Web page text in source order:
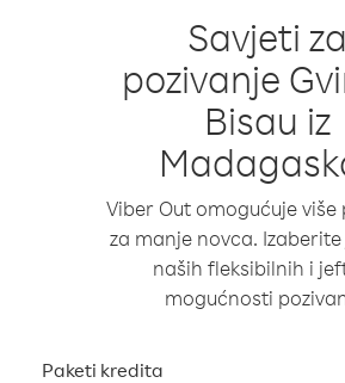
Savjeti za
pozivanje
Bisau iz
Viber Out omogućuje više
za manje novca.
naših fleksibilnih i
mogućnosti
Paketi kredita